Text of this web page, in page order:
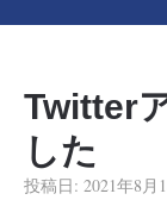
Twitter
した
投稿日: 2021年8月